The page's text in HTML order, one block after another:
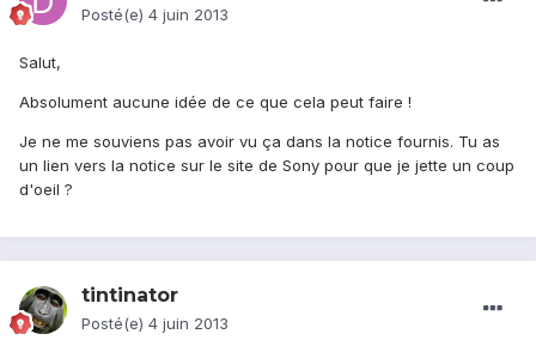
Posté(e) 4 juin 2013
Salut,
Absolument aucune idée de ce que cela peut faire !
Je ne me souviens pas avoir vu ça dans la notice fournis. Tu as
un lien vers la notice sur le site de Sony pour que je jette un coup
d'oeil ?
tintinator
Posté(e) 4 juin 2013